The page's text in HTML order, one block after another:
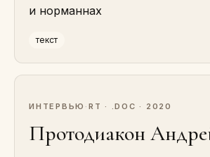
и норманнах
текст
ИНТЕРВЬЮ · RT · .DOC · 2020
Протодиакон